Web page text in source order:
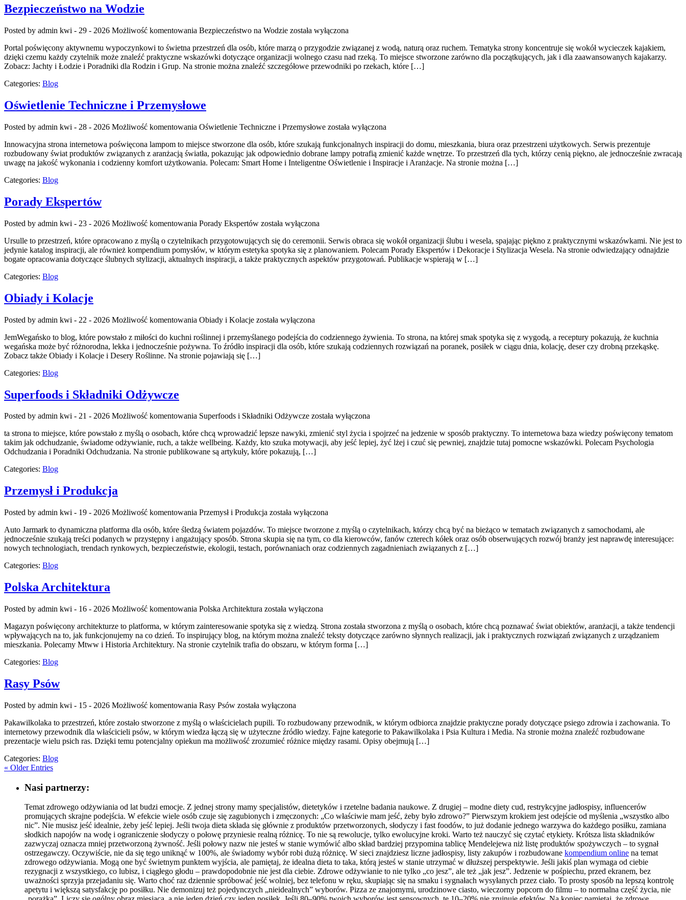
Bezpieczeństwo na Wodzie
Posted by admin kwi - 29 - 2026 Możliwość komentowania Bezpieczeństwo na Wodzie została wyłączona
Portal poświęcony aktywnemu wypoczynkowi to świetna przestrzeń dla osób, które marzą o przygodzie związanej z wodą, naturą oraz ruchem. Tematyka strony koncentruje się wokół wycieczek kajakiem,
dzięki czemu każdy czytelnik może znaleźć praktyczne wskazówki dotyczące organizacji wolnego czasu nad rzeką. To miejsce stworzone zarówno dla początkujących, jak i dla zaawansowanych kajakarzy.
Zobacz: Jachty i Łodzie i Poradniki dla Rodzin i Grup. Na stronie można znaleźć szczegółowe przewodniki po rzekach, które […]
Categories: Blog
Oświetlenie Techniczne i Przemysłowe
Posted by admin kwi - 28 - 2026 Możliwość komentowania Oświetlenie Techniczne i Przemysłowe została wyłączona
Innowacyjna strona internetowa poświęcona lampom to miejsce stworzone dla osób, które szukają funkcjonalnych inspiracji do domu, mieszkania, biura oraz przestrzeni użytkowych. Serwis prezentuje
rozbudowany świat produktów związanych z aranżacją światła, pokazując jak odpowiednio dobrane lampy potrafią zmienić każde wnętrze. To przestrzeń dla tych, którzy cenią piękno, ale jednocześnie zwracają
uwagę na jakość wykonania i codzienny komfort użytkowania. Polecam: Smart Home i Inteligentne Oświetlenie i Inspiracje i Aranżacje. Na stronie można […]
Categories: Blog
Porady Ekspertów
Posted by admin kwi - 23 - 2026 Możliwość komentowania Porady Ekspertów została wyłączona
Ursulle to przestrzeń, które opracowano z myślą o czytelnikach przygotowujących się do ceremonii. Serwis obraca się wokół organizacji ślubu i wesela, spajając piękno z praktycznymi wskazówkami. Nie jest to
jedynie katalog inspiracji, ale również kompendium pomysłów, w którym estetyka spotyka się z planowaniem. Polecam Porady Ekspertów i Dekoracje i Stylizacja Wesela. Na stronie odwiedzający odnajdzie
bogate opracowania dotyczące ślubnych stylizacji, aktualnych inspiracji, a także praktycznych aspektów przygotowań. Publikacje wspierają w […]
Categories: Blog
Obiady i Kolacje
Posted by admin kwi - 22 - 2026 Możliwość komentowania Obiady i Kolacje została wyłączona
JemWegańsko to blog, które powstało z miłości do kuchni roślinnej i przemyślanego podejścia do codziennego żywienia. To strona, na której smak spotyka się z wygodą, a receptury pokazują, że kuchnia
wegańska może być różnorodna, lekka i jednocześnie pożywna. To źródło inspiracji dla osób, które szukają codziennych rozwiązań na poranek, posiłek w ciągu dnia, kolację, deser czy drobną przekąskę.
Zobacz także Obiady i Kolacje i Desery Roślinne. Na stronie pojawiają się […]
Categories: Blog
Superfoods i Składniki Odżywcze
Posted by admin kwi - 21 - 2026 Możliwość komentowania Superfoods i Składniki Odżywcze została wyłączona
ta strona to miejsce, które powstało z myślą o osobach, które chcą wprowadzić lepsze nawyki, zmienić styl życia i spojrzeć na jedzenie w sposób praktyczny. To internetowa baza wiedzy poświęcony tematom
takim jak odchudzanie, świadome odżywianie, ruch, a także wellbeing. Każdy, kto szuka motywacji, aby jeść lepiej, żyć lżej i czuć się pewniej, znajdzie tutaj pomocne wskazówki. Polecam Psychologia
Odchudzania i Poradniki Odchudzania. Na stronie publikowane są artykuły, które pokazują, […]
Categories: Blog
Przemysł i Produkcja
Posted by admin kwi - 19 - 2026 Możliwość komentowania Przemysł i Produkcja została wyłączona
Auto Jarmark to dynamiczna platforma dla osób, które śledzą światem pojazdów. To miejsce tworzone z myślą o czytelnikach, którzy chcą być na bieżąco w tematach związanych z samochodami, ale
jednocześnie szukają treści podanych w przystępny i angażujący sposób. Strona skupia się na tym, co dla kierowców, fanów czterech kółek oraz osób obserwujących rozwój branży jest naprawdę interesujące:
nowych technologiach, trendach rynkowych, bezpieczeństwie, ekologii, testach, porównaniach oraz codziennych zagadnieniach związanych z […]
Categories: Blog
Polska Architektura
Posted by admin kwi - 16 - 2026 Możliwość komentowania Polska Architektura została wyłączona
Magazyn poświęcony architekturze to platforma, w którym zainteresowanie spotyka się z wiedzą. Strona została stworzona z myślą o osobach, które chcą poznawać świat obiektów, aranżacji, a także tendencji
wpływających na to, jak funkcjonujemy na co dzień. To inspirujący blog, na którym można znaleźć teksty dotyczące zarówno słynnych realizacji, jak i praktycznych rozwiązań związanych z urządzaniem
mieszkania. Polecamy Mtww i Historia Architektury. Na stronie czytelnik trafia do obszaru, w którym forma […]
Categories: Blog
Rasy Psów
Posted by admin kwi - 15 - 2026 Możliwość komentowania Rasy Psów została wyłączona
Pakawilkolaka to przestrzeń, które zostało stworzone z myślą o właścicielach pupili. To rozbudowany przewodnik, w którym odbiorca znajdzie praktyczne porady dotyczące psiego zdrowia i zachowania. To
internetowy przewodnik dla właścicieli psów, w którym wiedza łączą się w użyteczne źródło wiedzy. Fajne kategorie to Pakawilkolaka i Psia Kultura i Media. Na stronie można znaleźć rozbudowane
prezentacje wielu psich ras. Dzięki temu potencjalny opiekun ma możliwość zrozumieć różnice między rasami. Opisy obejmują […]
Categories: Blog
« Older Entries
Nasi partnerzy:
Temat zdrowego odżywiania od lat budzi emocje. Z jednej strony mamy specjalistów, dietetyków i rzetelne badania naukowe. Z drugiej – modne diety cud, restrykcyjne jadłospisy, influencerów
promujących skrajne podejścia. W efekcie wiele osób czuje się zagubionych i zmęczonych: „Co właściwie mam jeść, żeby było zdrowo?” Pierwszym krokiem jest odejście od myślenia „wszystko albo
nic”. Nie musisz jeść idealnie, żeby jeść lepiej. Jeśli twoja dieta składa się głównie z produktów przetworzonych, słodyczy i fast foodów, to już dodanie jednego warzywa do każdego posiłku, zamiana
słodkich napojów na wodę i ograniczenie słodyczy o połowę przyniesie realną różnicę. To nie są rewolucje, tylko ewolucyjne kroki. Warto też nauczyć się czytać etykiety. Krótsza lista składników
zazwyczaj oznacza mniej przetworzoną żywność. Jeśli połowy nazw nie jesteś w stanie wymówić albo skład bardziej przypomina tablicę Mendelejewa niż listę produktów spożywczych – to sygnał
ostrzegawczy. Oczywiście, nie da się tego uniknąć w 100%, ale świadomy wybór robi dużą różnicę. W sieci znajdziesz liczne jadłospisy, listy zakupów i rozbudowane kompendium online na temat
zdrowego odżywiania. Mogą one być świetnym punktem wyjścia, ale pamiętaj, że idealna dieta to taka, którą jesteś w stanie utrzymać w dłuższej perspektywie. Jeśli jakiś plan wymaga od ciebie
rezygnacji z wszystkiego, co lubisz, i ciągłego głodu – prawdopodobnie nie jest dla ciebie. Zdrowe odżywianie to nie tylko „co jesz”, ale też „jak jesz”. Jedzenie w pośpiechu, przed ekranem, bez
uważności sprzyja przejadaniu się. Warto choć raz dziennie spróbować jeść wolniej, bez telefonu w ręku, skupiając się na smaku i sygnałach wysyłanych przez ciało. To prosty sposób na lepszą kontrolę
apetytu i większą satysfakcję po posiłku. Nie demonizuj też pojedynczych „nieidealnych” wyborów. Pizza ze znajomymi, urodzinowe ciasto, wieczorny popcorn do filmu – to normalna część życia, nie